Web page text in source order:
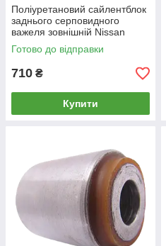
Поліуретановий сайлентблок
заднього серповидного
важеля зовнішній Nissan
Silvia 1995-2000
Готово до відправки
710 ₴
Купити